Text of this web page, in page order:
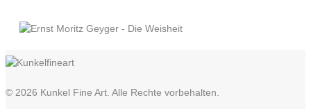
© 2026 Kunkel Fine Art. Alle Rechte vorbehalten.